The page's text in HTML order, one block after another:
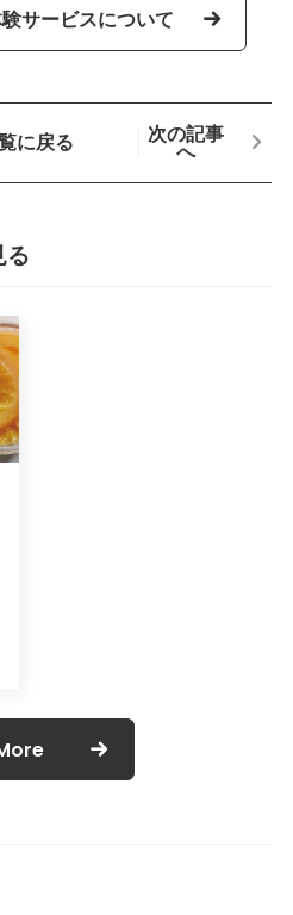
サービスについて
に戻る
次の記事
へ
る